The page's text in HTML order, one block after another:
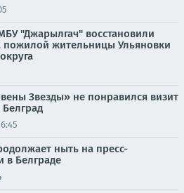
"Джарылгач" восстановили
жительницы Ульяновки
Звезды» не понравился визит
Белград
ныть на пресс-
в Белграде